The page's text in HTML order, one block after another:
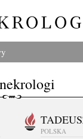
POLSKA